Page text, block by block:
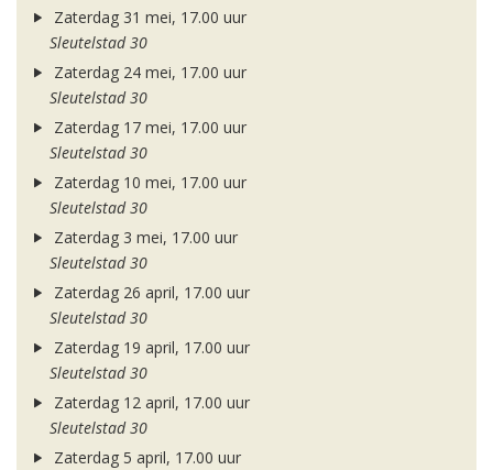
Zaterdag 31 mei, 17.00 uur
Sleutelstad 30
Zaterdag 24 mei, 17.00 uur
Sleutelstad 30
Zaterdag 17 mei, 17.00 uur
Sleutelstad 30
Zaterdag 10 mei, 17.00 uur
Sleutelstad 30
Zaterdag 3 mei, 17.00 uur
Sleutelstad 30
Zaterdag 26 april, 17.00 uur
Sleutelstad 30
Zaterdag 19 april, 17.00 uur
Sleutelstad 30
Zaterdag 12 april, 17.00 uur
Sleutelstad 30
Zaterdag 5 april, 17.00 uur